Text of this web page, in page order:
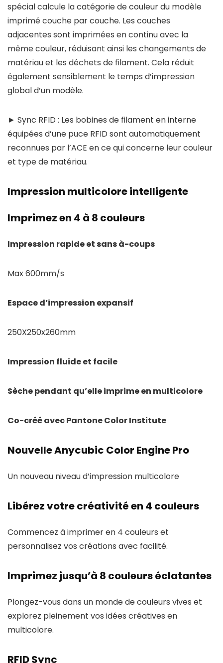
spécial calcule la catégorie de couleur du modèle
imprimé couche par couche. Les couches
adjacentes sont imprimées en continu avec la
même couleur, réduisant ainsi les changements de
matériau et les déchets de filament. Cela réduit
également sensiblement le temps d’impression
global d’un modèle.
► Sync RFID : Les bobines de filament en interne
équipées d’une puce RFID sont automatiquement
reconnues par l’ACE en ce qui concerne leur couleur
et type de matériau.
Impression multicolore intelligente
Imprimez en 4 à 8 couleurs
Impression rapide et sans à-coups
Max 600mm/s
Espace d’impression expansif
250X250x260mm
Impression fluide et facile
Sèche pendant qu’elle imprime en multicolore
Co-créé avec Pantone Color Institute
Nouvelle Anycubic Color Engine Pro
Un nouveau niveau d’impression multicolore
Libérez votre créativité en 4 couleurs
Commencez à imprimer en 4 couleurs et
personnalisez vos créations avec facilité.
Imprimez jusqu’à 8 couleurs éclatantes
Plongez-vous dans un monde de couleurs vives et
explorez pleinement vos idées créatives en
multicolore.
RFID Sync